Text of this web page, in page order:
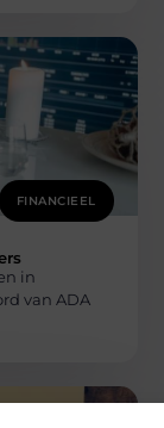
FINANCIEEL
in
van ADA